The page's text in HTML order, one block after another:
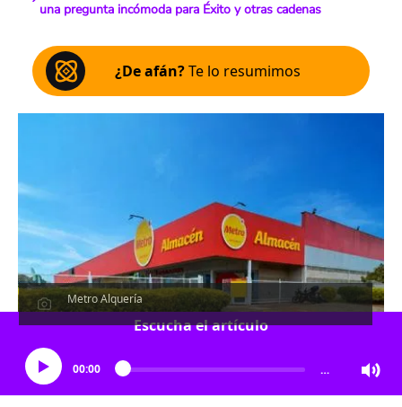
una pregunta incómoda para Éxito y otras cadenas
¿De afán?Te lo resumimos
Metro Alquería
Escucha el artículo
00:00 …